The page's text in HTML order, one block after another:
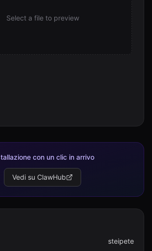
Select a file to preview
con un clic in arrivo
Vedi su ClawHub
steipete